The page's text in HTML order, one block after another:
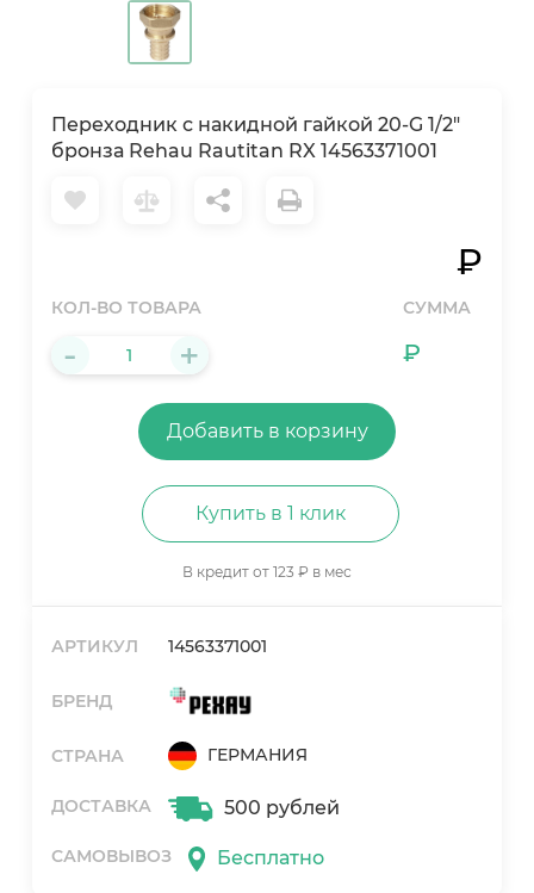
Переходник с накидной гайкой 20-G 1/2"
бронза Rehau Rautitan RX 14563371001
₽
КОЛ-ВО ТОВАРА
- +
СУММА
₽
Добавить в корзину
Купить в 1 клик
В кредит от 123 ₽ в мес
АРТИКУЛ 14563371001
БРЕНД
СТРАНА ГЕРМАНИЯ
ДОСТАВКА 500 рублей
САМОВЫВОЗ Бесплатно